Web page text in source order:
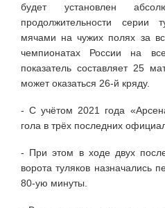
будет установлен
продолжительности серии
мячами на чужих полях за
чемпионатах России на
показатель составляет 25
может оказаться 26-й кряду.
- С учётом 2021 года
гола в трёх последних
- При этом в ходе двух
ворота туляков назначались
80-ую минуты.